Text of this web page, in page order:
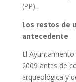
(PP).
Los restos de
antecedente
El
2009 antes de
arqueológica y